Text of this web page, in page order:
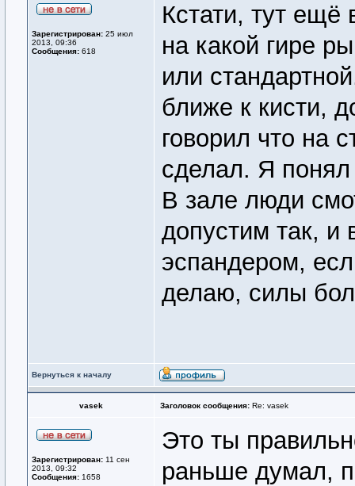
Зарегистрирован: 25 июл
2013, 09:36
Сообщения: 618
Кстати, тут
на какой гире
или
ближе к кисти,
говорил что на
сделал. Я понял
В зале люди
допустим так, и
эспандером,
делаю, силы
Вернуться к началу
vasek Заголовок сообщения: Re: vasek
Зарегистрирован: 11 сен
2013, 09:32
Сообщения: 1658
Это ты
раньше думал,